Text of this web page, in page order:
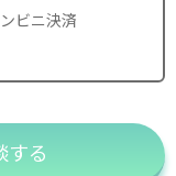
ビニ決済
する